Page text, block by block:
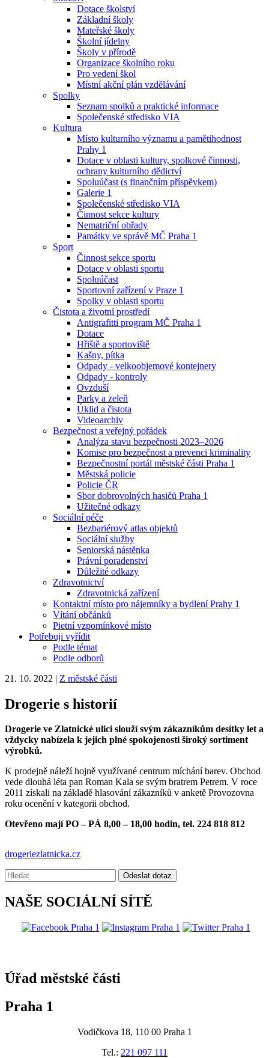
Dotace školství
Základní školy
Mateřské školy
Školní jídelny
Školy v přírodě
Organizace školního roku
Pro vedení škol
Místní akční plán vzdělávání
Spolky
Seznam spolků a praktické informace
Společenské středisko VIA
Kultura
Místo kulturního významu a pamětihodnost
Prahy 1
Dotace v oblasti kultury, spolkové činnosti,
ochrany kulturního dědictví
Spoluúčast (s finančním příspěvkem)
Galerie 1
Společenské středisko VIA
Činnost sekce kultury
Nematriční obřady
Památky ve správě MČ Praha 1
Sport
Činnost sekce sportu
Dotace v oblasti sportu
Spoluúčast
Sportovní zařízení v Praze 1
Spolky v oblasti sportu
Čistota a životní prostředí
Antigrafitti program MČ Praha 1
Dotace
Hřiště a sportoviště
Kašny, pítka
Odpady - velkoobjemové kontejnery
Odpady - kontroly
Ovzduší
Parky a zeleň
Úklid a čistota
Videoarchiv
Bezpečnost a veřejný pořádek
Analýza stavu bezpečnosti 2023–2026
Komise pro bezpečnost a prevenci kriminality
Bezpečnostní portál městské části Praha 1
Městská policie
Policie ČR
Sbor dobrovolných hasičů Praha 1
Užitečné odkazy
Sociální péče
Bezbariérový atlas objektů
Sociální služby
Seniorská nástěnka
Právní poradenství
Důležité odkazy
Zdravotnictví
Zdravotnická zařízení
Kontaktní místo pro nájemníky a bydlení Prahy 1
Vítání občánků
Pietní vzpomínkové místo
Potřebuji vyřídit
Podle témat
Podle odborů
21. 10. 2022 | Z městské části
Drogerie s historií
Drogerie ve Zlatnické ulici slouží svým zákazníkům desítky let a
vždycky nabízela k jejich plné spokojenosti široký sortiment
výrobků.
K prodejně náleží hojně využívané centrum míchání barev. Obchod
vede dlouhá léta pan Roman Kala se svým bratrem Petrem. V roce
2011 získali na základě hlasování zákazníků v anketě Provozovna
roku ocenění v kategorii obchod.
Otevřeno mají PO – PÁ 8,00 – 18,00 hodin, tel. 224 818 812
drogeriezlatnicka.cz
Vyhledávání:
Odeslat dotaz
NAŠE SOCIÁLNÍ SÍTĚ
Úřad městské části
Praha 1
Vodičkova 18, 110 00 Praha 1
Tel.: 221 097 111